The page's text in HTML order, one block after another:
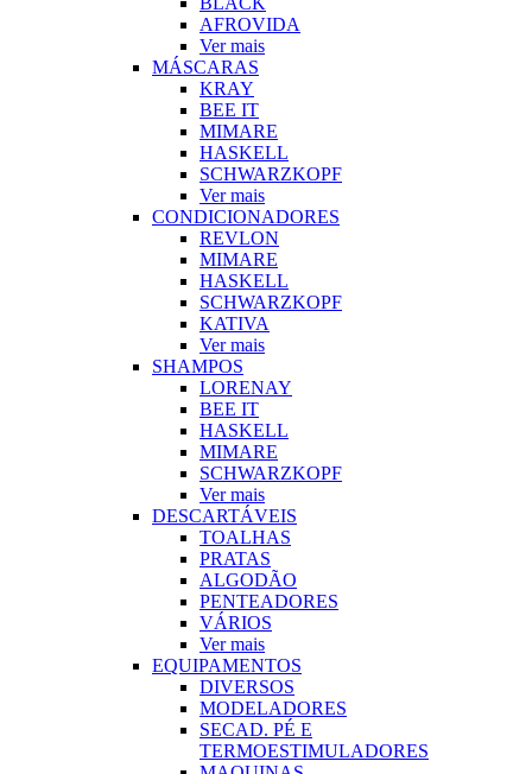
AFROVIDA
Ver mais
MÁSCARAS
KRAY
BEE IT
MIMARE
HASKELL
SCHWARZKOPF
Ver mais
CONDICIONADORES
REVLON
MIMARE
HASKELL
SCHWARZKOPF
KATIVA
Ver mais
SHAMPOS
LORENAY
BEE IT
HASKELL
MIMARE
SCHWARZKOPF
Ver mais
DESCARTÁVEIS
TOALHAS
PRATAS
ALGODÃO
PENTEADORES
VÁRIOS
Ver mais
EQUIPAMENTOS
DIVERSOS
MODELADORES
SECAD. PÉ E
TERMOESTIMULADORES